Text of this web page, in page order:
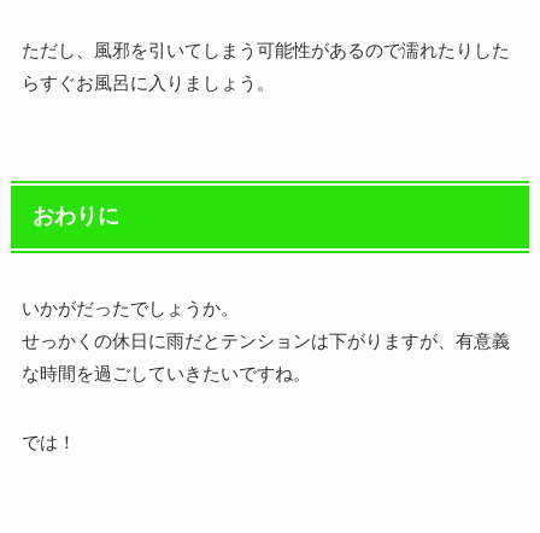
ただし、風邪を引いてしまう可能性があるので濡れたりした
らすぐお風呂に入りましょう。
おわりに
いかがだったでしょうか。
せっかくの休日に雨だとテンションは下がりますが、有意義
な時間を過ごしていきたいですね。
では！